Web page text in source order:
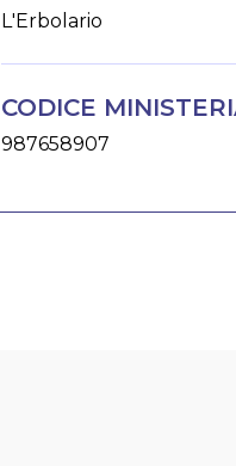
L'Erbolario
CODICE
987658907